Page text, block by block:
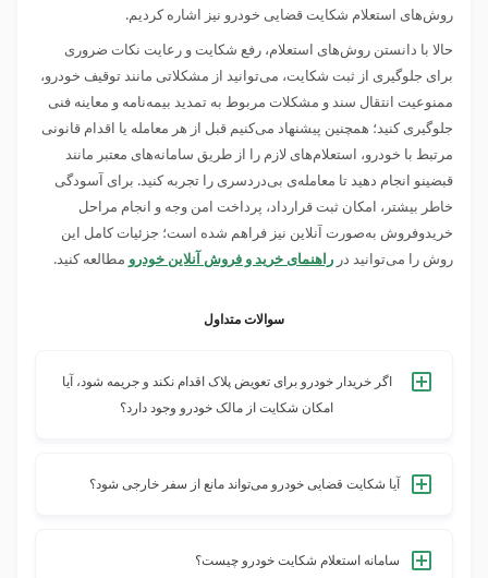
روش‌های استعلام شکایت قضایی خودرو نیز اشاره کردیم.
حالا با دانستن روش‌های استعلام، رفع شکایت و رعایت نکات ضروری
برای جلوگیری از ثبت شکایت، می‌توانید از مشکلاتی مانند توقیف خودرو،
ممنوعیت انتقال سند و مشکلات مربوط به تمدید بیمه‌نامه و معاینه فنی
جلوگیری کنید؛ همچنین پیشنهاد می‌کنیم قبل از هر معامله یا اقدام قانونی
مرتبط با خودرو، استعلام‌های لازم را از طریق سامانه‌های معتبر مانند
قبضینو انجام دهید تا معامله‌ی بی‌‌دردسری را تجربه کنید. برای آسودگی
خاطر بیشتر، امکان ثبت قرارداد، پرداخت امن وجه و انجام مراحل
خریدوفروش به‌صورت آنلاین نیز فراهم شده است؛ جزئیات کامل این
روش را می‌توانید در راهنمای خرید و فروش آنلاین خودرو مطالعه کنید.
سوالات متداول
اگر خریدار خودرو برای تعویض پلاک اقدام نکند و جریمه شود، آیا
امکان شکایت از مالک خودرو وجود دارد؟
مراجع قانونی، علیه خریدار خودرو شکایت کند.
آیا شکایت قضایی خودرو می‌تواند مانع از سفر خارجی شود؟
توقیف شود؛ بنابراین بهتر است پیش از سفر خارجی، وضعیت
سامانه استعلام شکایت خودرو چیست؟